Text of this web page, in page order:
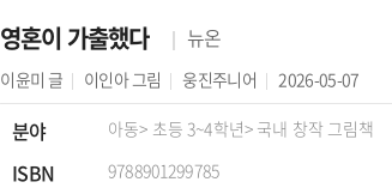
영혼이 가출했다 뉴온
이윤미 글 이인아 그림 웅진주니어 2026-05-07
분야 아동> 초등 3~4학년> 국내 창작 그림책
ISBN 9788901299785